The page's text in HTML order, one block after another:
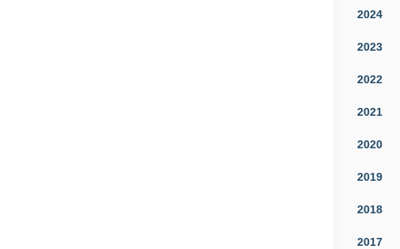
2024
2023
2022
2021
2020
2019
2018
2017